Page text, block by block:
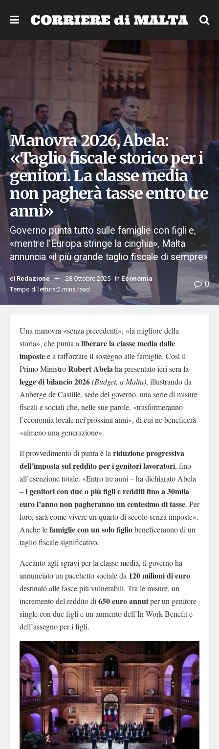
Manovra 2026, Abela:
«Taglio fiscale storico per i
genitori. La classe media
non pagherà tasse entro tre
anni»
Governo punta tutto sulle famiglie con figli e,
«mentre l’Europa stringe la cinghia», Malta
annuncia «il più grande taglio fiscale di sempre»
di Redazione 28 Ottobre 2025 in Economia
Tempo di lettura:2 mins read
0
Una manovra «senza precedenti», «la migliore della
storia», che punta a liberare la classe media dalle
impostee a rafforzare il sostegno alle famiglie. Così il
Primo MinistroRobert Abelaha presentato ieri sera la
legge di bilancio 2026(Budget, a Malta), illustrando da
Auberge de Castille, sede del governo, una serie di misure
fiscali e sociali che, nelle sue parole, «trasformeranno
l’economia locale nei prossimi anni», di cui ne beneficerà
«almeno una generazione».
Il provvedimento di punta è la riduzione progressiva
dell’imposta sul reddito per i genitori lavoratori, fino
all’esenzione totale. «Entro tre anni – ha dichiarato Abela
–i genitori con due o più figli e redditi fino a 30mila
euro l’anno non pagheranno un centesimo di tasse. Per
loro, sarà come vivere un quarto di secolo senza imposte».
Anche lefamiglie con un solo figliobeneficeranno di un
taglio fiscale significativo.
Accanto agli sgravi per la classe media, il governo ha
annunciato un pacchetto sociale da 120 milioni di euro
destinato alle fasce più vulnerabili. Tra le misure, un
incremento del reddito di 650 euro annuiper un genitore
single con due figli e un aumento dell’In-Work Benefit e
dell’assegno per i figli.